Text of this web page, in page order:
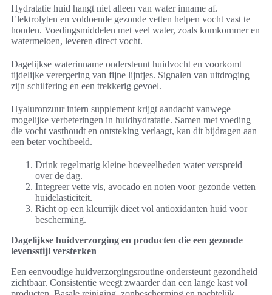
Hydratatie huid hangt niet alleen van water inname af.
Elektrolyten en voldoende gezonde vetten helpen vocht vast te
houden. Voedingsmiddelen met veel water, zoals komkommer en
watermeloen, leveren direct vocht.
Dagelijkse waterinname ondersteunt huidvocht en voorkomt
tijdelijke verergering van fijne lijntjes. Signalen van uitdroging
zijn schilfering en een trekkerig gevoel.
Hyaluronzuur intern supplement krijgt aandacht vanwege
mogelijke verbeteringen in huidhydratatie. Samen met voeding
die vocht vasthoudt en ontsteking verlaagt, kan dit bijdragen aan
een beter vochtbeeld.
Drink regelmatig kleine hoeveelheden water verspreid
over de dag.
Integreer vette vis, avocado en noten voor gezonde vetten
huidelasticiteit.
Richt op een kleurrijk dieet vol antioxidanten huid voor
bescherming.
Dagelijkse huidverzorging en producten die een gezonde
levensstijl versterken
Een eenvoudige huidverzorgingsroutine ondersteunt gezondheid
zichtbaar. Consistentie weegt zwaarder dan een lange kast vol